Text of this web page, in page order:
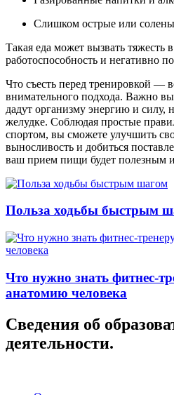
Слишком острые или
Такая еда может вызвать тяжесть
работоспособность и негативно
Что съесть перед тренировкой —
внимательного подхода. Важно
дадут организму энергию и силу,
желудке. Соблюдая простые
спортом, вы сможете улучшить
выносливость и добиться
ваш прием пищи будет полезным
Польза ходьбы быстрым
Что нужно знать фитнес-
анатомию человека
Сведения об
деятельности.